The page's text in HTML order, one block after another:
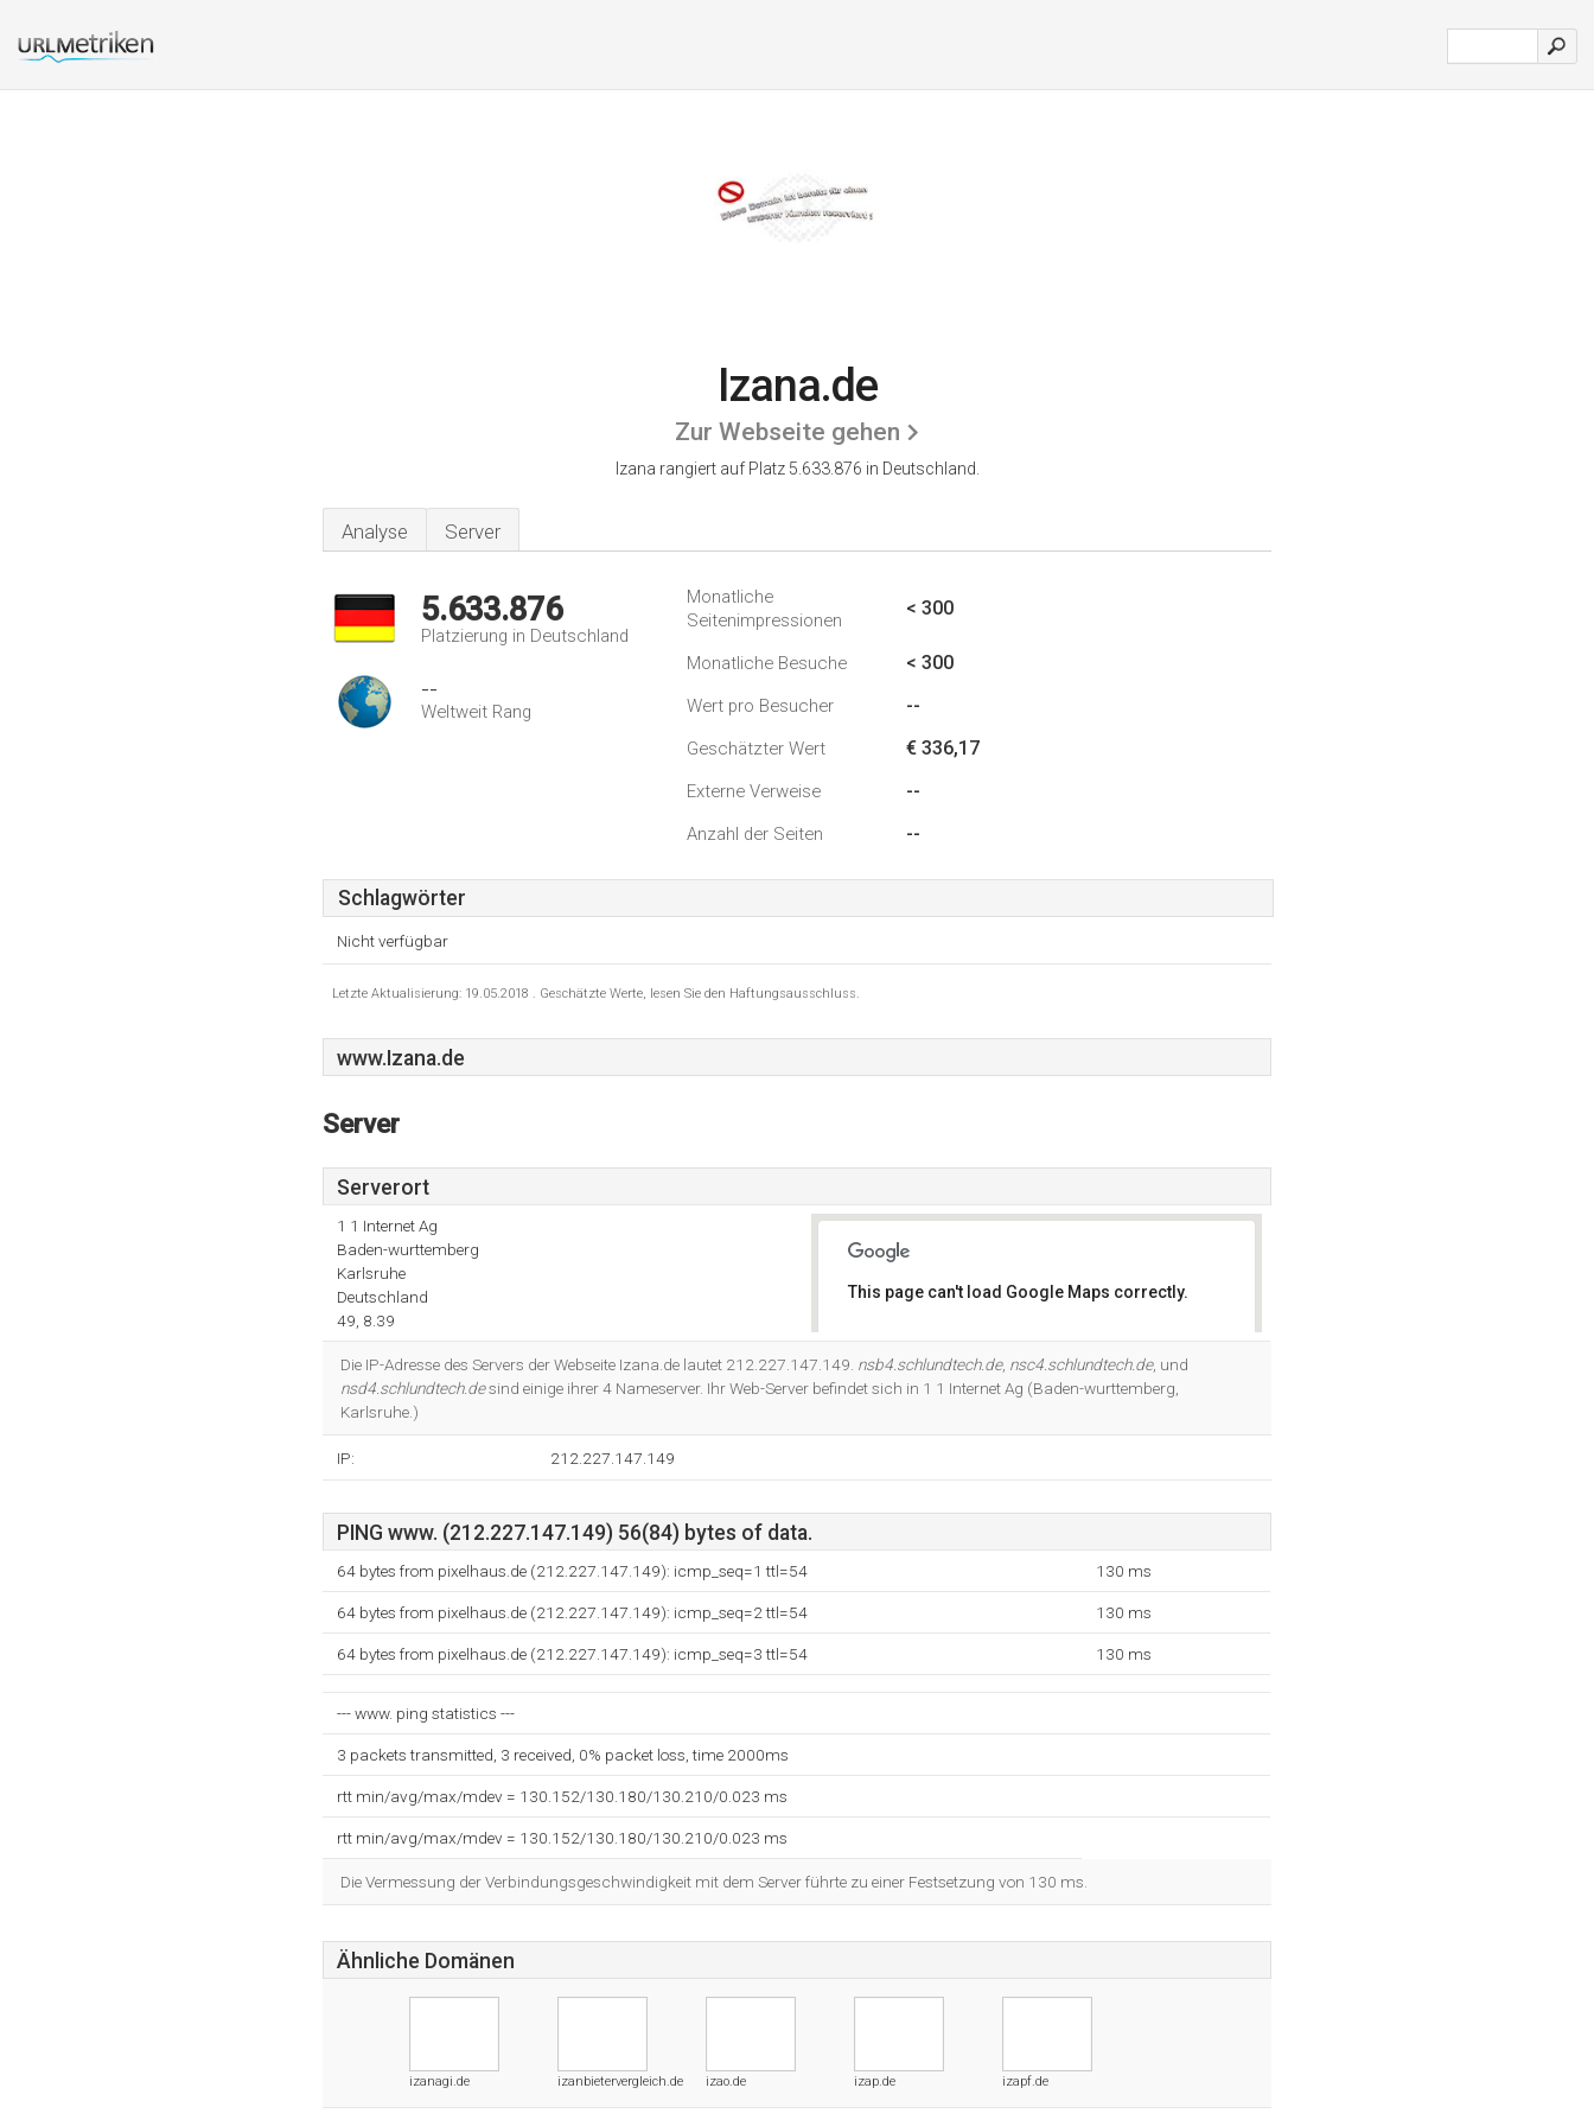
Izana.de
Zur Webseite gehen
Izana rangiert auf Platz 5.633.876 in Deutschland.
Analyse Server
5.633.876
Platzierung in Deutschland
--
Weltweit Rang
Monatliche
Seitenimpressionen
< 300
Monatliche Besuche < 300
Wert pro Besucher --
Geschätzter Wert € 336,17
Externe Verweise --
Anzahl der Seiten --
Schlagwörter
Nicht verfügbar
Letzte Aktualisierung: 19.05.2018 . Geschätzte Werte, lesen Sie den Haftungsausschluss.
www.Izana.de
Server
Serverort
1 1 Internet Ag
Baden-wurttemberg
Karlsruhe
Deutschland
49, 8.39
This page can't load Google Maps correctly.
Die IP-Adresse des Servers der Webseite Izana.de lautet 212.227.147.149. nsb4.schlundtech.de, nsc4.schlundtech.de, und
nsd4.schlundtech.desind einige ihrer 4 Nameserver. Ihr Web-Server befindet sich in 1 1 Internet Ag (Baden-wurttemberg,
Karlsruhe.)
IP: 212.227.147.149
PING www. (212.227.147.149) 56(84) bytes of data.
64 bytes from pixelhaus.de (212.227.147.149): icmp_seq=1 ttl=54 130 ms
64 bytes from pixelhaus.de (212.227.147.149): icmp_seq=2 ttl=54 130 ms
64 bytes from pixelhaus.de (212.227.147.149): icmp_seq=3 ttl=54 130 ms
--- www. ping statistics ---
3 packets transmitted, 3 received, 0% packet loss, time 2000ms
rtt min/avg/max/mdev = 130.152/130.180/130.210/0.023 ms
rtt min/avg/max/mdev = 130.152/130.180/130.210/0.023 ms
Die Vermessung der Verbindungsgeschwindigkeit mit dem Server führte zu einer Festsetzung von 130 ms.
Ähnliche Domänen
izanagi.de izanbietervergleich.de izao.de izap.de izapf.de